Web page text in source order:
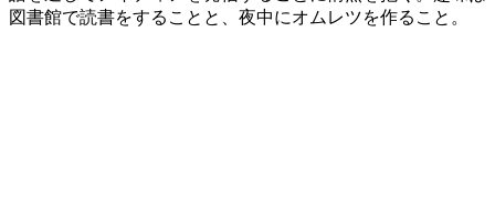
図書館で読書をすることと、夜中にオムレツを作ること。